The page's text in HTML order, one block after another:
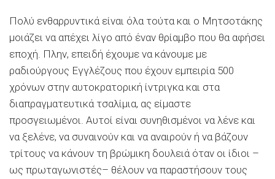
Πολύ ενθαρρυντικά είναι όλα τούτα και ο Μητσοτάκης
μοιάζει να απέχει λίγο από έναν θρίαμβο που θα αφήσει
εποχή. Πλην, επειδή έχουμε να κάνουμε με
ραδιούργους Εγγλέζους που έχουν εμπειρία 500
χρόνων στην αυτοκρατορική ίντριγκα και στα
διαπραγματευτικά τσαλίμια, ας είμαστε
προσγειωμένοι. Αυτοί είναι συνηθισμένοι να λένε και
να ξελένε, να συναινούν και να αναιρούν ή να βάζουν
τρίτους να κάνουν τη βρώμικη δουλειά όταν οι ίδιοι –
ως πρωταγωνιστές– θέλουν να παραστήσουν τους